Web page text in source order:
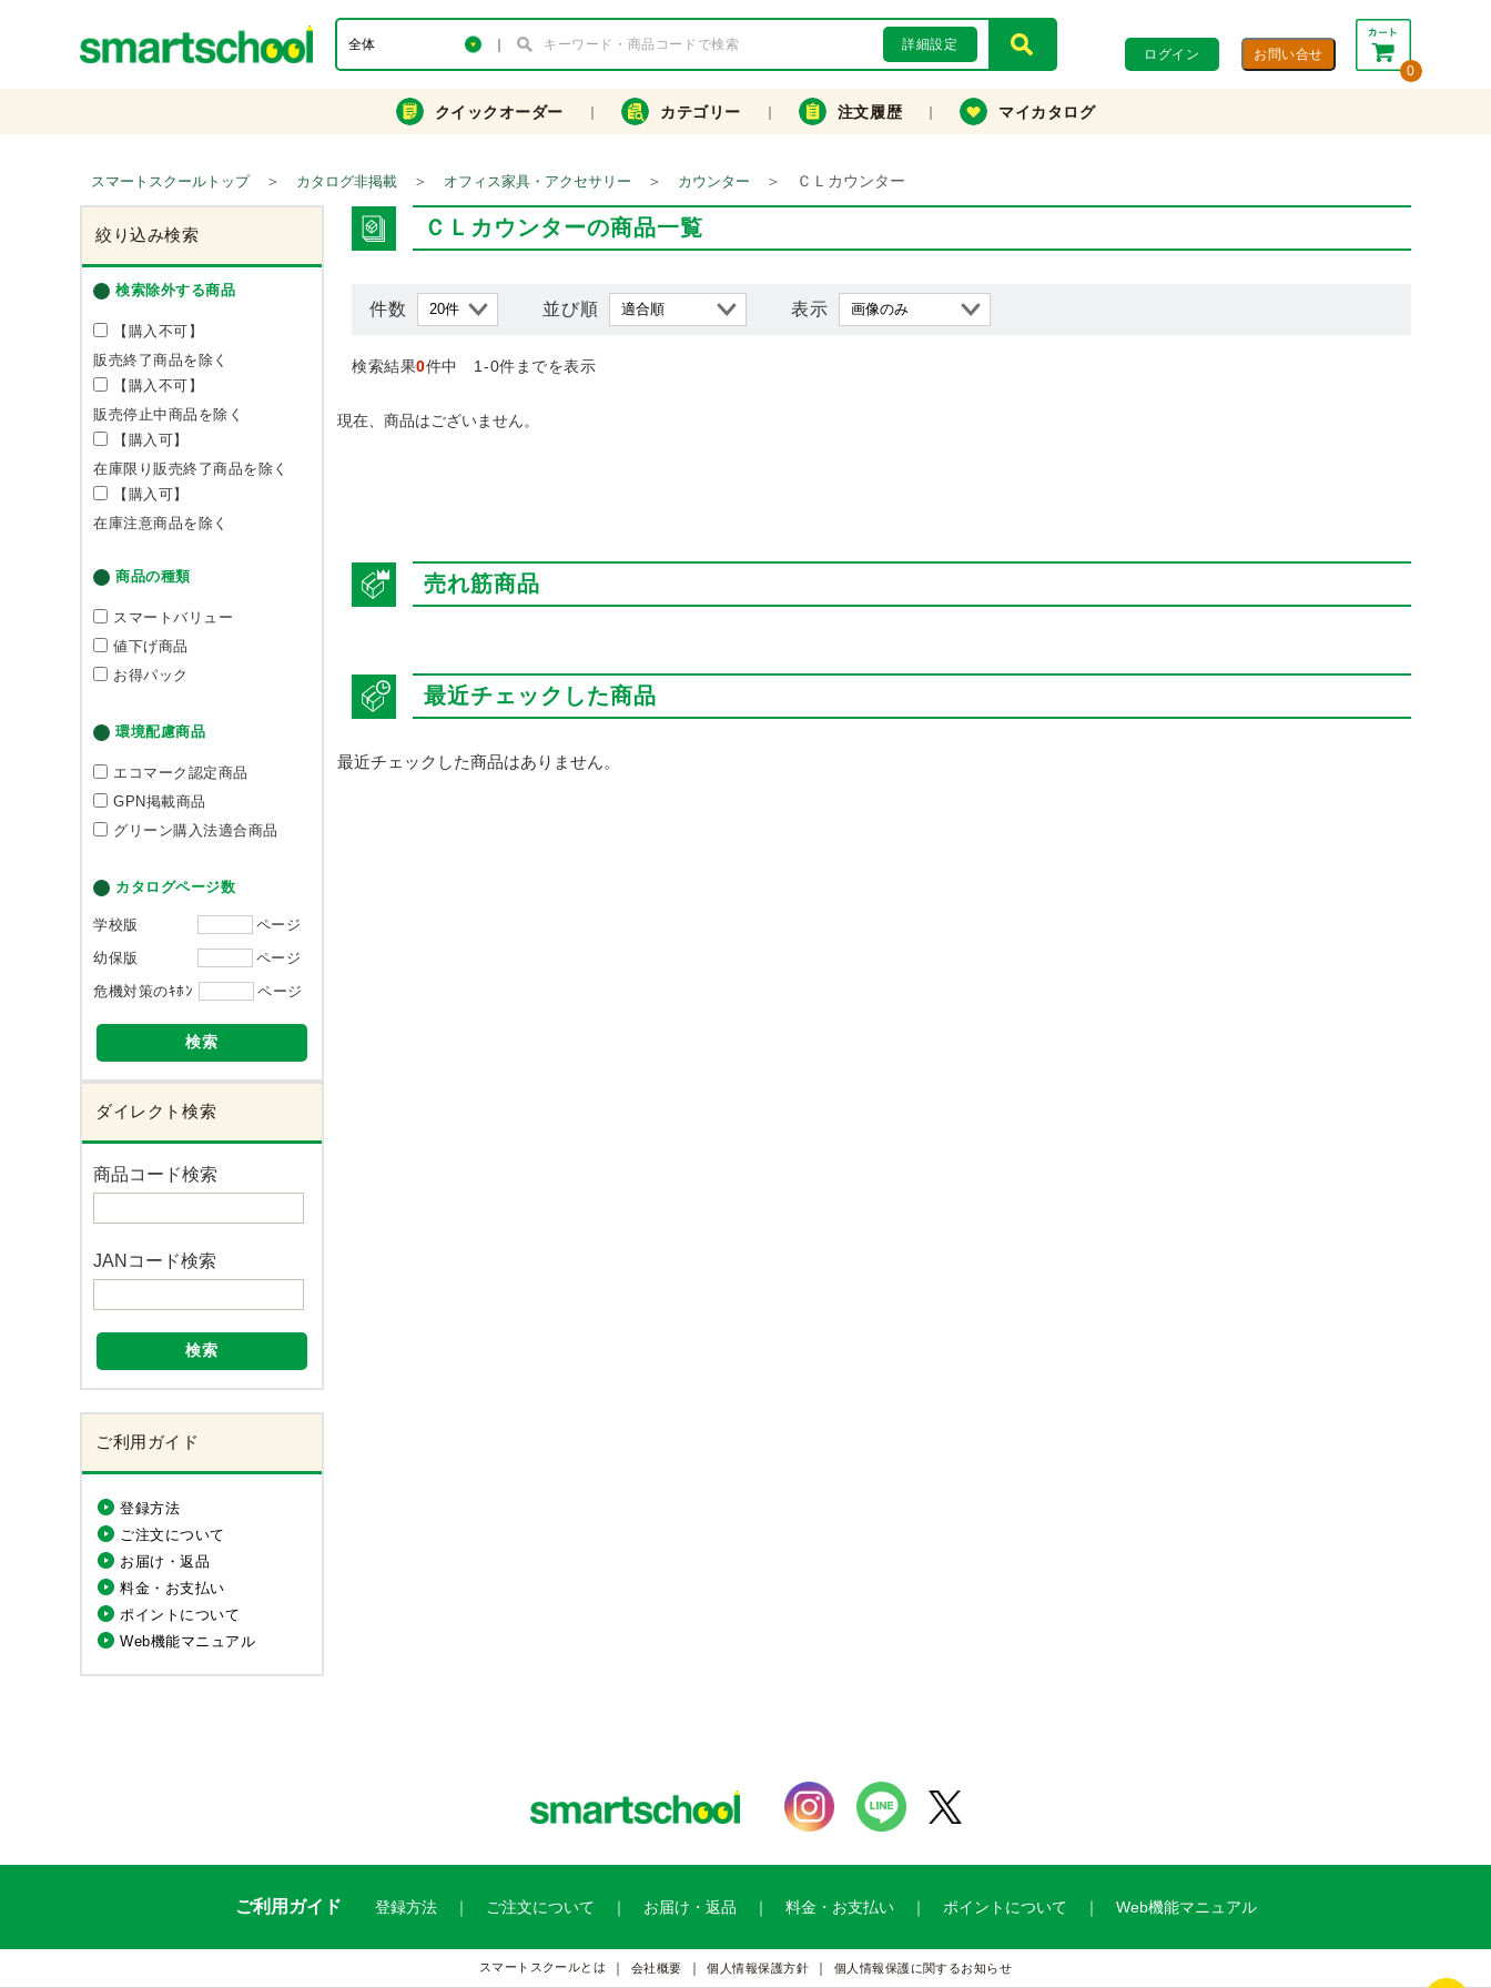
詳細設定
ログイン
0
合計： 0円
カートを見る・注文する
クイックオーダー カテゴリー 注文履歴 マイカタログ
スマートスクールトップ ＞ カタログ非掲載 ＞ オフィス家具・アクセサリー ＞ カウンター ＞ ＣＬカウンター
絞り込み検索
検索除外する商品
【購入不可】
販売終了商品を除く
【購入不可】
販売停止中商品を除く
【購入可】
在庫限り販売終了商品を除く
【購入可】
在庫注意商品を除く
商品の種類
スマートバリュー
値下げ商品
お得パック
環境配慮商品
エコマーク認定商品
GPN掲載商品
グリーン購入法適合商品
カタログページ数
学校版
ページ
幼保版
ページ
危機対策のｷﾎﾝ
ページ
検索
ダイレクト検索
商品コード検索
JANコード検索
検索
ご利用ガイド
登録方法
ご注文について
お届け・返品
料金・お支払い
ポイントについて
Web機能マニュアル
ＣＬカウンターの商品一覧
件数 並び順 表示
検索結果0件中 1-0件までを表示
現在、商品はございません。
売れ筋商品
最近チェックした商品
最近チェックした商品はありません。
ご利用ガイド 登録方法 ご注文について お届け・返品 料金・お支払い ポイントについて Web機能マニュアル
スマートスクールとは 会社概要 個人情報保護方針 個人情報保護に関するお知らせ